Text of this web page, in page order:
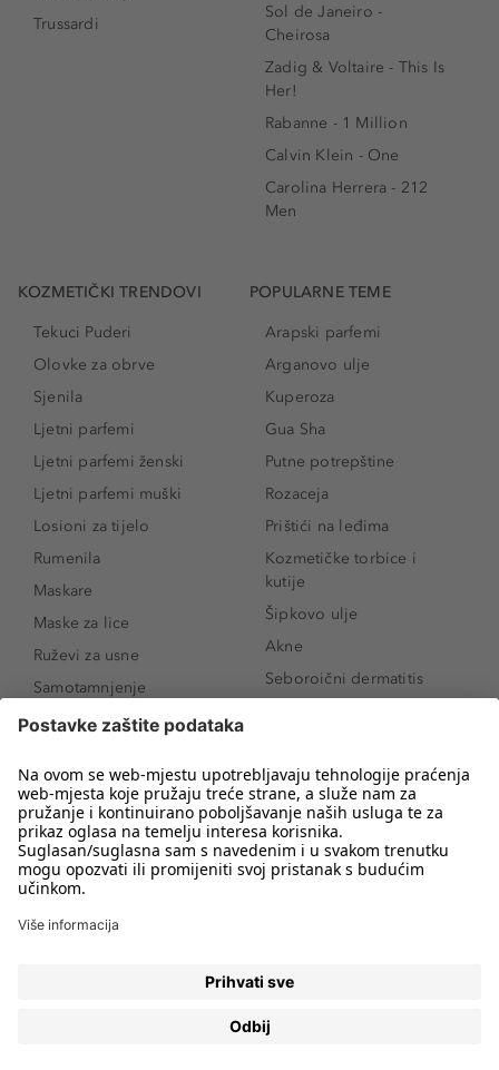
Trussardi
Sol de Janeiro -
Cheirosa
Zadig & Voltaire - This Is
Her!
Rabanne - 1 Million
Calvin Klein - One
Carolina Herrera - 212
Men
KOZMETIČKI TRENDOVI
Tekuci Puderi
Olovke za obrve
Sjenila
Ljetni parfemi
Ljetni parfemi ženski
Ljetni parfemi muški
Losioni za tijelo
Rumenila
Maskare
Maske za lice
Ruževi za usne
Samotamnjenje
Puderi
Proizvodi za obrve
Sunce i zaštita
Serumi za lice
Proizvodi za čišćenje lica
POPULARNE TEME
Arapski parfemi
Arganovo ulje
Kuperoza
Gua Sha
Putne potrepštine
Rozaceja
Prištići na leđima
Kozmetičke torbice i
kutije
Šipkovo ulje
Akne
Seboroični dermatitis
Novo
Koji mi parfem
odgovara?
Kako našminkati oči da
Kako ukloniti mitesere
Hijaluronska krema